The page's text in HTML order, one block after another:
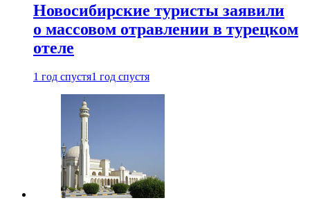
Новосибирские туристы заявили
о массовом отравлении в турецком
отеле
1 год спустя1 год спустя